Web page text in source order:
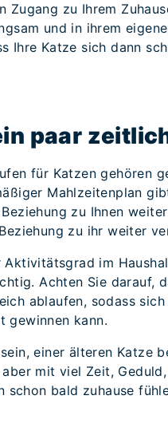
Zugang zu Ihrem
und in ihrem
Ihre Katze sich dann
paar
für Katzen gehören
Mahlzeitenplan
zu Ihnen
zu ihr weiter
Aktivitätsgrad im
Achten Sie darauf,
ablaufen, sodass
gewinnen kann.
einer älteren Katze
mit viel Zeit,
schon bald zuhause